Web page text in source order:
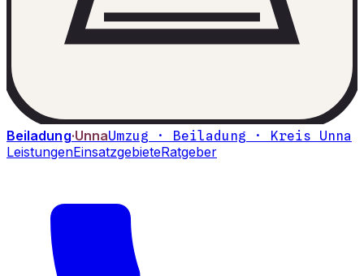
Beiladung·UnnaUmzug · Beiladung · Kreis Unna
LeistungenEinsatzgebieteRatgeber